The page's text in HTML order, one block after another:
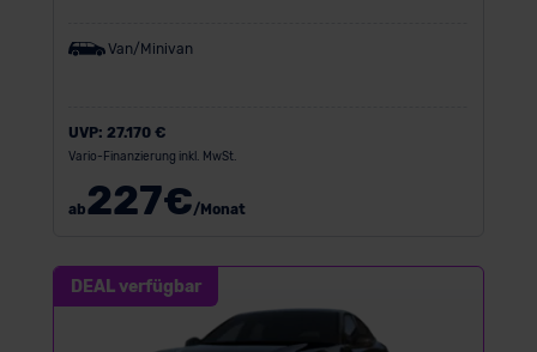
Van/Minivan
UVP: 27.170 €
Vario-Finanzierung inkl. MwSt.
ab227€/Monat
DEAL verfügbar